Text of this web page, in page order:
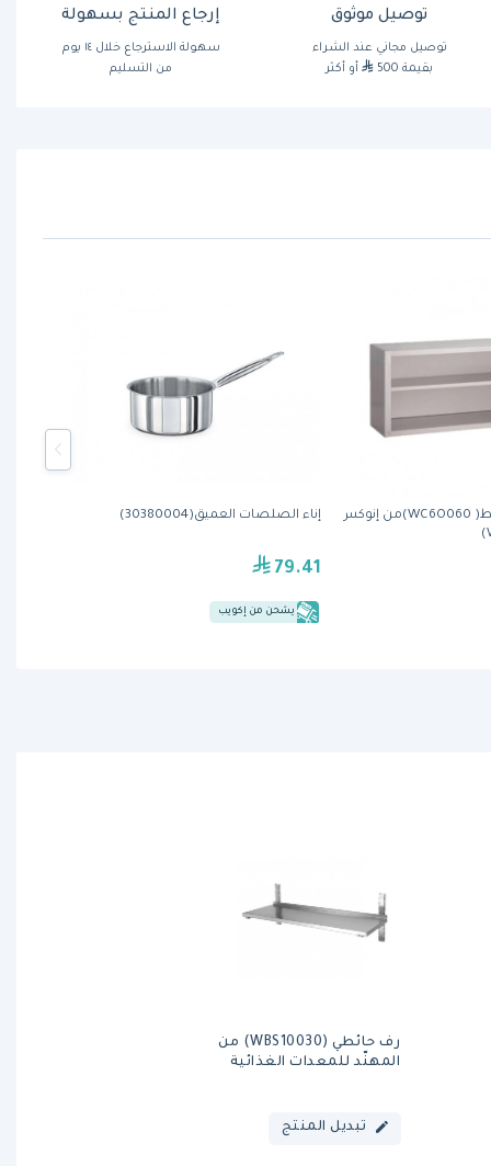
توصيل موثوق
توصيل مجاني عند الشراء
بقيمة 500
أو أكثر
إرجاع المنتج بسهولة
سهولة الاسترجاع خلال ١٤ يوم
من التسليم
إناء الصلصات العميق(30380004)
79.41
يشحن من إكويب
خزانة مثبتة بالحائط( WC6O060)من إنوكس
رف حائطي (WBS10030) من
المهنّد للمعدات الغذائية
تبديل المنتج